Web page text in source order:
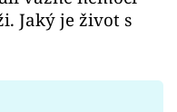
Jaký je život s